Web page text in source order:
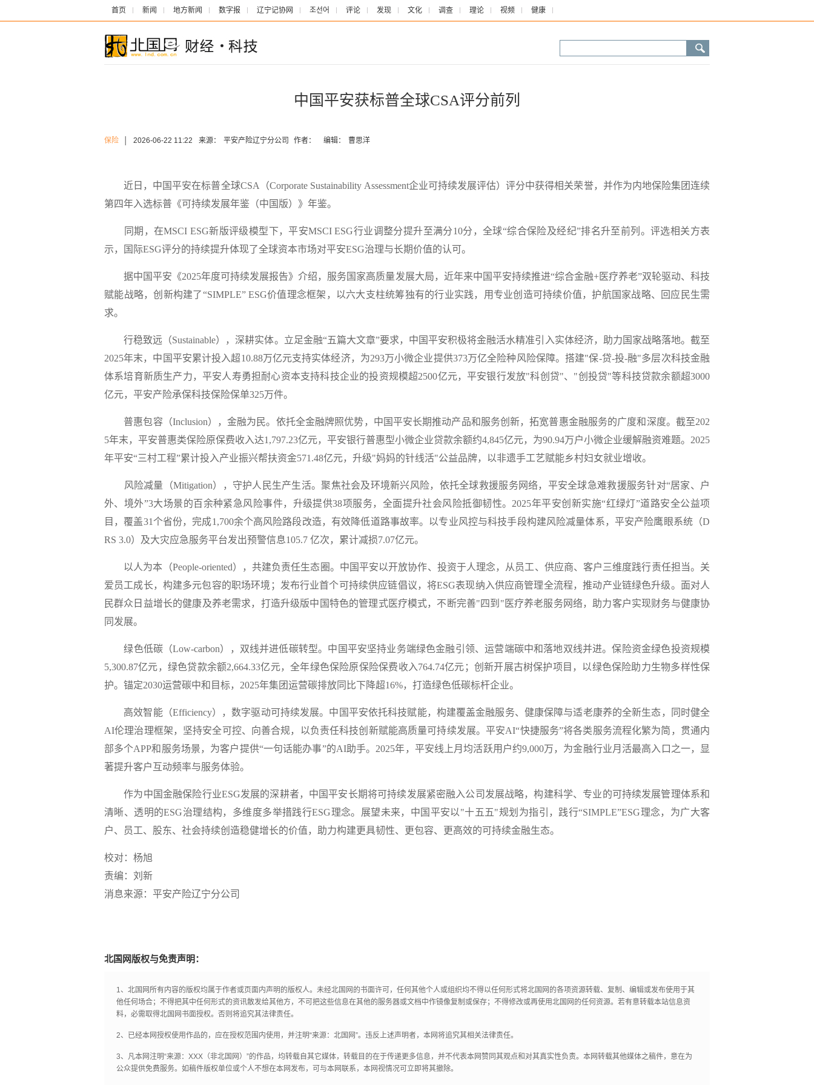
首页 新闻 地方新闻 数字报 辽宁记协网 조선어 评论 发现 文化 调查 理论 视频 健康
中国平安获标普全球CSA评分前列
保险 2026-06-22 11:22 来源： 平安产险辽宁分公司 作者： 编辑： 曹思洋
近日， 中国平安在标普全球CSA（Corporate Sustainability Assessment企业可持续发展评估）评分中获得相关荣誉，并作为内地保险集团连续
第四年入选标普《可持续发展年鉴（中国版）》年鉴。
同期，在MSCI ESG新版评级模型下，平安MSCI ESG行业调整分提升至满分10分，全球“综合保险及经纪”排名升至前列 。评选相关方表
示，国际ESG评分的持续提升体现了全球资本市场对平安ESG治理与长期价值的认可。
据中国平安《2025年度可持续发展报告》介绍，服务国家高质量发展大局，近年来中国平安持续推进“综合金融+医疗养老”双轮驱动、科技
赋能战略，创新构建了“SIMPLE” ESG价值理念框架 ，以六大支柱统筹独有的行业实践，用专业创造可持续价值，护航国家战略、回应民生需
求。
行稳致远（Sustainable），深耕实体。 立足金融“五篇大文章”要求，中国平安积极将金融活水精准引入实体经济，助力国家战略落地。截至
2025年末，中国平安累计投入超10.88万亿元支持实体经济，为293万小微企业提供373万亿全险种风险保障。搭建"保-贷-投-融"多层次科技金融
体系培育新质生产力，平安人寿勇担耐心资本支持科技企业的投资规模超2500亿元，平安银行发放"科创贷"、"创投贷"等科技贷款余额超3000
亿元，平安产险承保科技保险保单325万件。
普惠包容（Inclusion），金融为民。 依托全金融牌照优势，中国平安长期推动产品和服务创新，拓宽普惠金融服务的广度和深度。截至202
5年末，平安普惠类保险原保费收入达1,797.23亿元，平安银行普惠型小微企业贷款余额约4,845亿元，为90.94万户小微企业缓解融资难题。2025
年平安“三村工程”累计投入产业振兴帮扶资金571.48亿元，升级"妈妈的针线活"公益品牌，以非遗手工艺赋能乡村妇女就业增收。
风险减量（Mitigation），守护人民生产生活。聚焦社会及环境新兴风险，依托全球救援服务网络，平安全球急难救援服务针对“居家、户
外、境外”3大场景的百余种紧急风险事件，升级提供38项服务 ，全面提升社会风险抵御韧性。2025年平安创新实施“红绿灯”道路安全公益项
目，覆盖31个省份，完成1,700余个高风险路段改造，有效降低道路事故率。以专业风控与科技手段构建风险减量体系，平安产险鹰眼系统（D
RS 3.0）及大灾应急服务平台发出预警信息105.7 亿次 ，累计减损7.07亿元。
以人为本（People-oriented），共建负责任生态圈。 中国平安以开放协作、投资于人理念，从 员工、供应商、客户三维度践行责任担当。关
爱员工成长，构建多元包容的职场环境； 发布行业首个可持续供应链倡议，将ESG表现纳入供应商管理全流程，推动产业链绿色升级。面对人
民群众日益增长的健康及养老需求，打造升级版中国特色的管理式医疗模式，不断完善"四到"医疗养老服务网络，助力客户实现财务与健康协
同发展。
绿色低碳（Low-carbon），双线并进低碳转型。 中国平安坚持业务端绿色金融引领、运营端碳中和落地双线并进。保险资金绿色投资规模
5,300.87亿元 ，绿色贷款余额2,664.33亿元，全年绿色保险原保险保费收入764.74亿元 ；创新开展古树保护项目，以绿色保险助力生物多样性保
护。锚定2030运营碳中和目标，2025年集团运营碳排放 同比下降超16%，打造绿色低碳标杆企业。
高效智能（Efficiency），数字驱动可持续发展。 中国平安依托科技赋能，构建覆盖金融服务、健康保障与适老康养的全新生态，同时健全
AI伦理治理框架，坚持安全可控、向善合规，以负责任科技创新赋能高质量可持续发展。平安AI“快捷服务”将各类服务流程化繁为简，贯通内
部多个APP和服务场景，为客户提供“一句话能办事”的AI助手。2025年，平安线上月均活跃用户约9,000万 ，为金融行业月活最高入口之一，显
著提升客户互动频率与服务体验。
作为中国金融保险行业ESG发展的深耕者，中国平安长期将可持续发展紧密融入公司发展战略，构建科学、专业的可持续发展管理体系和
清晰、透明的ESG治理结构，多维度多举措践行ESG理念。 展望未来，中国平安以"十五五"规划为指引，践行“SIMPLE”ESG理念，为广大客
户、员工、股东、社会持续创造稳健增长的价值，助力构建更具韧性、更包容、更高效的可持续金融生态。
校对：杨旭
责编：刘新
消息来源：平安产险辽宁分公司
北国网版权与免责声明：
1、北国网所有内容的版权均属于作者或页面内声明的版权人。未经北国网的书面许可，任何其他个人或组织均不得以任何形式将北国网的各项资源转载、复制、编辑或发布使用于其
他任何场合；不得把其中任何形式的资讯散发给其他方，不可把这些信息在其他的服务器或文档中作镜像复制或保存；不得修改或再使用北国网的任何资源。若有意转载本站信息资
料，必需取得北国网书面授权。否则将追究其法律责任。
2、已经本网授权使用作品的，应在授权范围内使用，并注明“来源：北国网”。违反上述声明者，本网将追究其相关法律责任。
3、凡本网注明“来源：XXX（非北国网）”的作品，均转载自其它媒体，转载目的在于传递更多信息，并不代表本网赞同其观点和对其真实性负责。本网转载其他媒体之稿件，意在为
公众提供免费服务。如稿件版权单位或个人不想在本网发布，可与本网联系，本网视情况可立即将其撤除。